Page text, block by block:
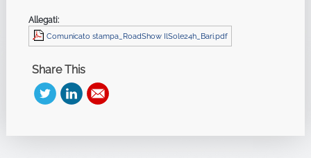
Allegati:
Comunicato stampa_RoadShow IlSole24h_Bari.pdf
Share This